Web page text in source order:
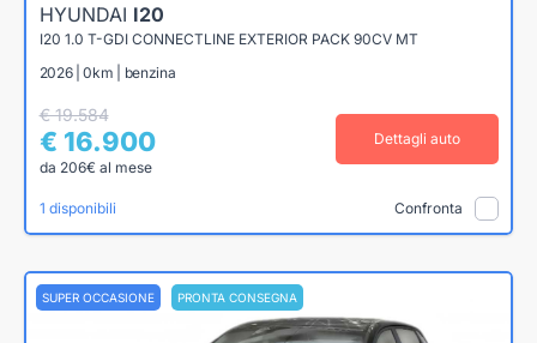
HYUNDAI I20
I20 1.0 T-GDI CONNECTLINE EXTERIOR PACK 90CV MT
2026 | 0km | benzina
€ 19.584
€ 16.900
da 206€ al mese
Dettagli auto
1 disponibili Confronta
SUPER OCCASIONE PRONTA CONSEGNA